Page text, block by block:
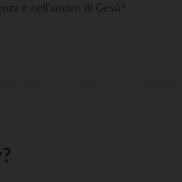
e nell’amore di Gesù?